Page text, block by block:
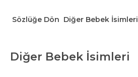
Sözlüğe Dön Diğer Bebek İsimleri
Diğer Bebek İsimleri